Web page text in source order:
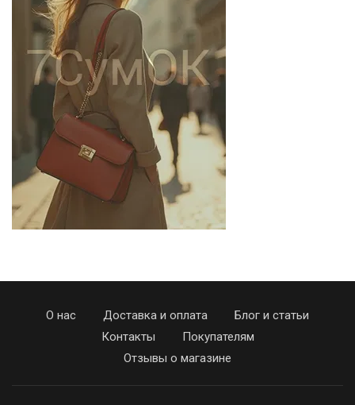
О нас Доставка и оплата
Блог и статьи
Контакты
Покупателям
Отзывы о магазине